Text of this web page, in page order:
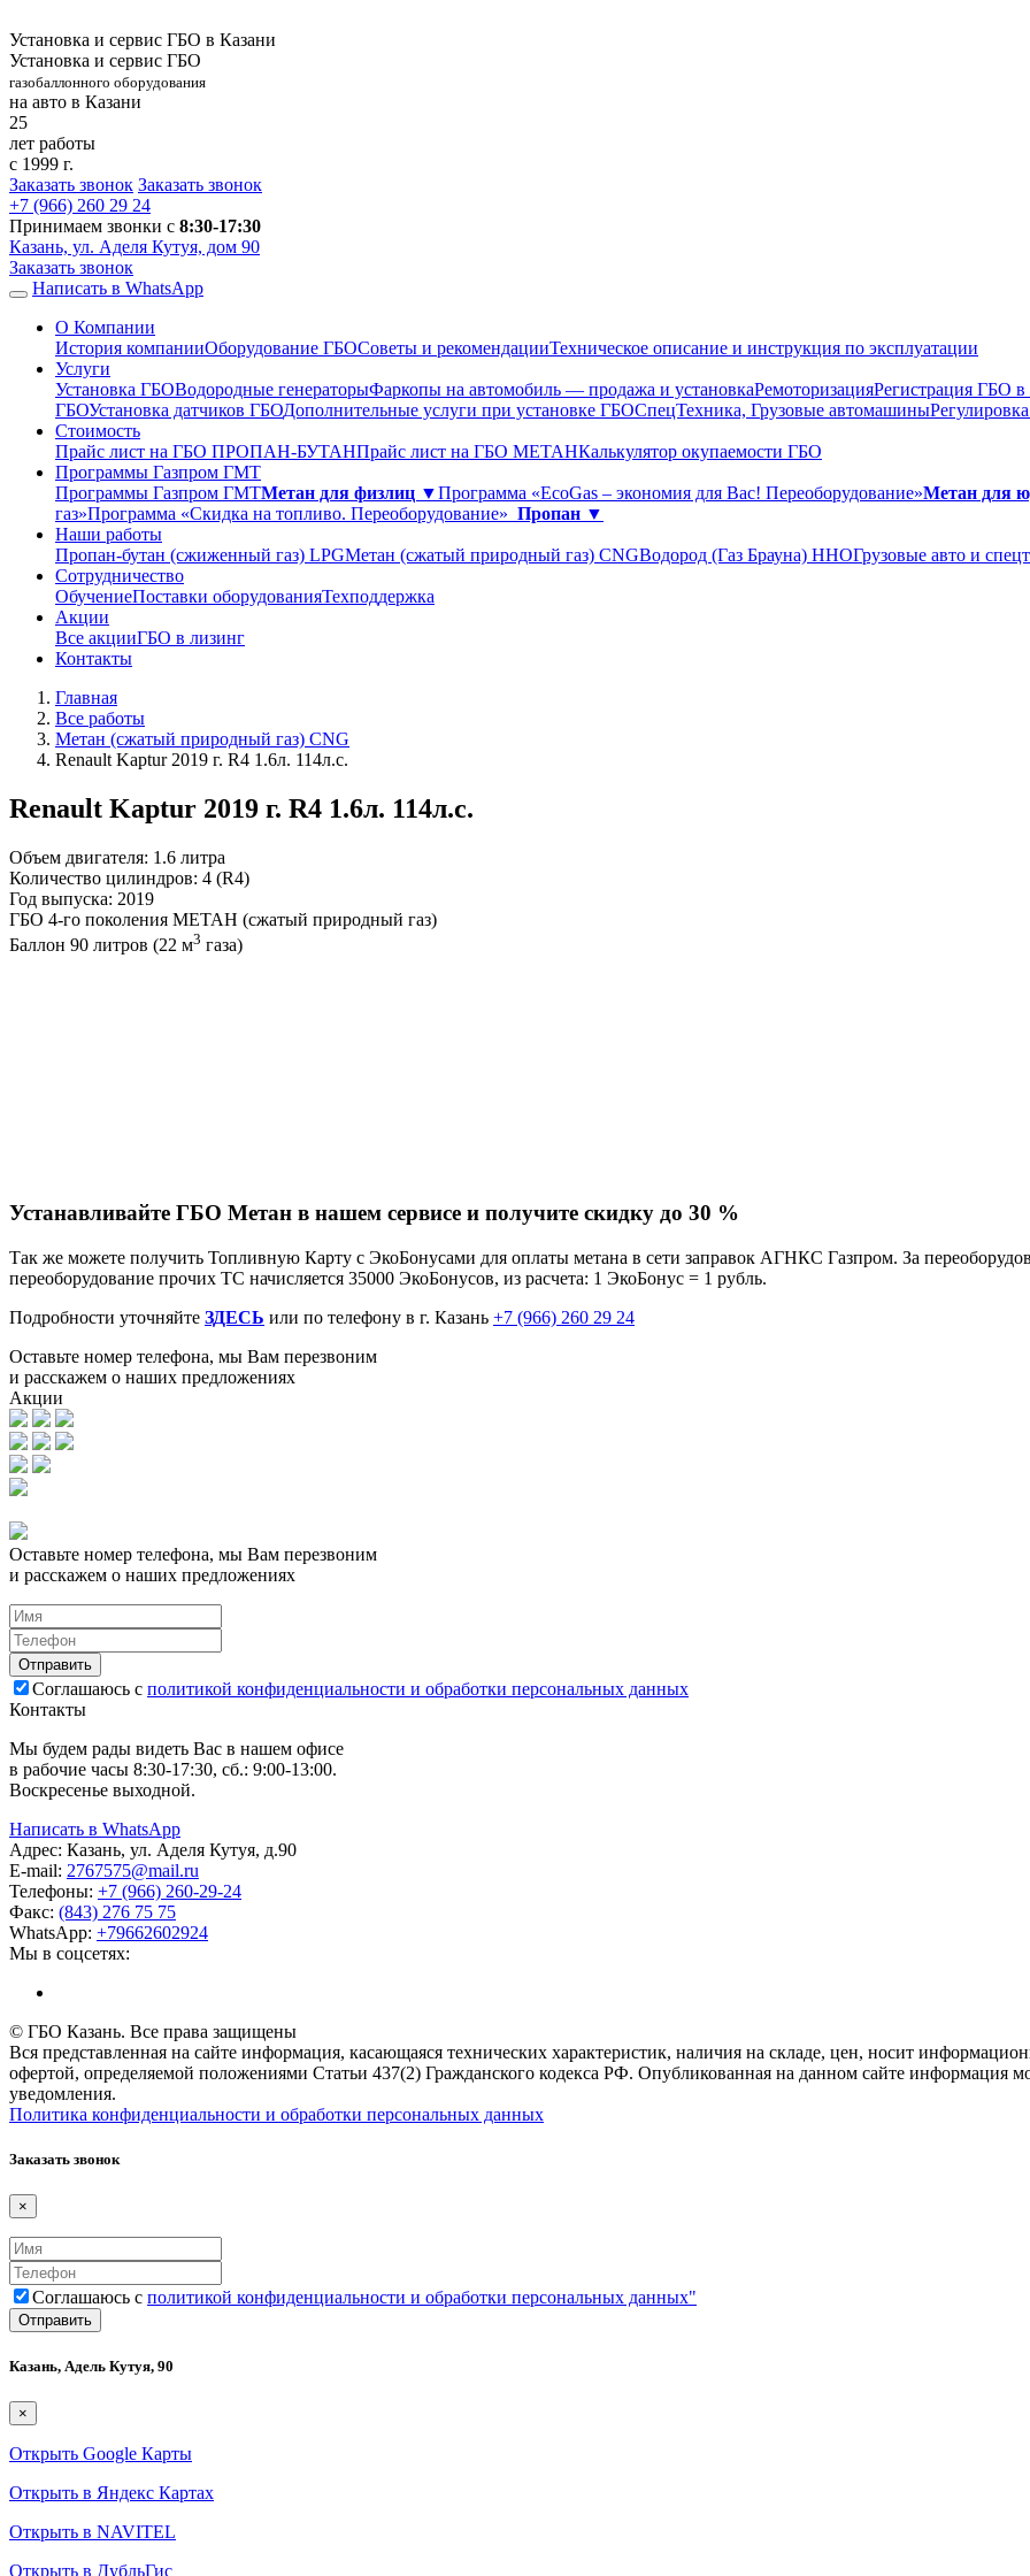
Установка и сервис ГБО в Казани
Установка и сервис ГБО
газобаллонного оборудования
на авто в Казани
25
лет работы
с 1999 г.
Заказать звонок Заказать звонок
+7 (966) 260 29 24
Принимаем звонки с 8:30-17:30
Казань, ул. Аделя Кутуя, дом 90
Заказать звонок
Написать в WhatsApp
О Компании
История компанииОборудование ГБОСоветы и рекомендацииТехническое описание и инструкция по эксплуатации
Услуги
Установка ГБОВодородные генераторыФаркопы на автомобиль — продажа и установкаРемоторизацияРегистрация ГБО
ГБОУстановка датчиков ГБОДополнительные услуги при установке ГБОСпецТехника, Грузовые автомашины
Стоимость
Прайс лист на ГБО ПРОПАН-БУТАНПрайс лист на ГБО МЕТАНКалькулятор окупаемости ГБО
Программы Газпром ГМТ
Программы Газпром ГМТМетан для физлиц ▼Программа «EcoGas – экономия для Вас! Переоборудование»Метан для
газ»Программа «Скидка на топливо. Переоборудование» Пропан ▼
Наши работы
Пропан-бутан (сжиженный газ) LPGМетан (сжатый природный газ) CNGВодород (Газ Брауна) ННОГрузовые авто и
Сотрудничество
ОбучениеПоставки оборудованияТехподдержка
Акции
Все акцииГБО в лизинг
Контакты
Главная
Все работы
Метан (сжатый природный газ) CNG
Renault Kaptur 2019 г. R4 1.6л. 114л.с.
Renault Kaptur 2019 г. R4 1.6л. 114л.с.
Объем двигателя: 1.6 литра
Количество цилиндров: 4 (R4)
Год выпуска: 2019
ГБО 4-го поколения МЕТАН (сжатый природный газ)
Баллон 90 литров (22 м3 газа)
Устанавливайте ГБО Метан в нашем сервисе и получите скидку до 30 %
Так же можете получить Топливную Карту с ЭкоБонусами для оплаты метана в сети заправок АГНКС Газпром. За
переоборудование прочих ТС начисляется 35000 ЭкоБонусов, из расчета: 1 ЭкоБонус = 1 рубль.
Подробности уточняйте ЗДЕСЬ или по телефону в г. Казань +7 (966) 260 29 24
Оставьте номер телефона, мы Вам перезвоним
и расскажем о наших предложениях
Акции
Оставьте номер телефона, мы Вам перезвоним
и расскажем о наших предложениях
Соглашаюсь с политикой конфиденциальности и обработки персональных данных
Контакты
Мы будем рады видеть Вас в нашем офисе
в рабочие часы 8:30-17:30, сб.: 9:00-13:00.
Воскресенье выходной.
Написать в WhatsApp
Адрес: Казань, ул. Аделя Кутуя, д.90
E-mail: 2767575@mail.ru
Телефоны: +7 (966) 260-29-24
Факс: (843) 276 75 75
WhatsApp: +79662602924
Мы в соцсетях:
© ГБО Казань. Все права защищены
Вся представленная на сайте информация, касающаяся технических характеристик, наличия на складе, цен, носит
офертой, определяемой положениями Статьи 437(2) Гражданского кодекса РФ. Опубликованная на данном сайте информация
уведомления.
Политика конфиденциальности и обработки персональных данных
Заказать звонок
×
Соглашаюсь с политикой конфиденциальности и обработки персональных данных"
Казань, Адель Кутуя, 90
×
Открыть Google Карты
Открыть в Яндекс Картах
Открыть в NAVITEL
Открыть в ДубльГис